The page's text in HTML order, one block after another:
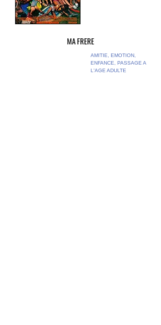
MA FRERE
AMITIE, EMOTION,
ENFANCE, PASSAGE A
L'AGE ADULTE